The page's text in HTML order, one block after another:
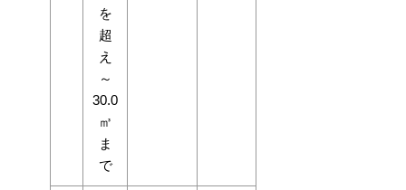
を
超
え
～
30.0
㎥
ま
で